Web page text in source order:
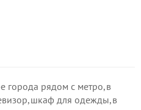
города рядом с метро,в
для одежды,в